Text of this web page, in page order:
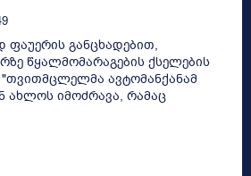
განცხადებით,
წყალმომარაგების ქსელების
ავტომანქანამ
ახლოს იმოძრავა, რამაც